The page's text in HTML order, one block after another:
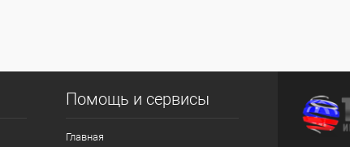
Помощь и сервисы
Главная